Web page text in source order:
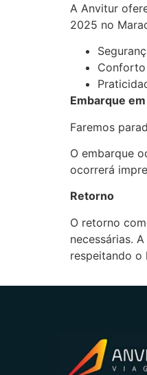
A Anvitur
2025 no
Conforto
Embarque
Faremos
O embarque
ocorrerá
Retorno
O retorno
necessárias.
respeitando o